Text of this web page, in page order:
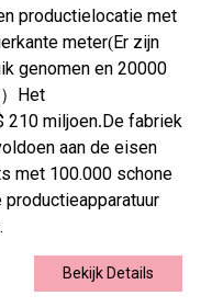
productielocatie met
meter(Er zijn
genomen en 20000
） Het
210 miljoen.De fabriek
aan de eisen
met 100.000 schone
productieapparatuur
Bekijk Details